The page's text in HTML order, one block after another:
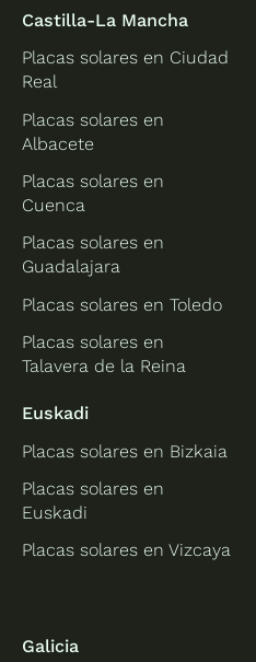
Castilla-La Mancha
Placas solares en Ciudad
Real
Placas solares en
Albacete
Placas solares en
Cuenca
Placas solares en
Guadalajara
Placas solares en Toledo
Placas solares en
Talavera de la Reina
Euskadi
Placas solares en Bizkaia
Placas solares en
Euskadi
Placas solares en Vizcaya
Galicia